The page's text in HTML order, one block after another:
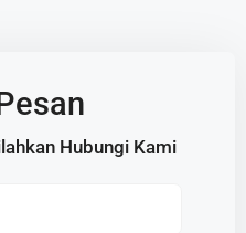
Hubungi Kami